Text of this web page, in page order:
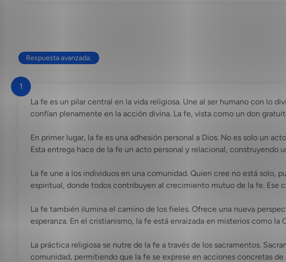
Respuesta avanzada:
1
La fe es un pilar central en la vida religiosa. Une al ser humano con lo
confían plenamente en la acción divina. La fe, vista como un don
En primer lugar, la fe es una adhesión personal a Dios. No es solo un
Esta entrega hace de la fe un acto personal y relacional, construyendo
La fe une a los individuos en una comunidad. Quien cree no está
espiritual, donde todos contribuyen al crecimiento mutuo de la fe. Ese
La fe también ilumina el camino de los fieles. Ofrece una nueva
esperanza. En el cristianismo, la fe está enraizada en misterios como
La práctica religiosa se nutre de la fe a través de los sacramentos.
comunidad, permitiendo que la fe se exprese en acciones concretas de